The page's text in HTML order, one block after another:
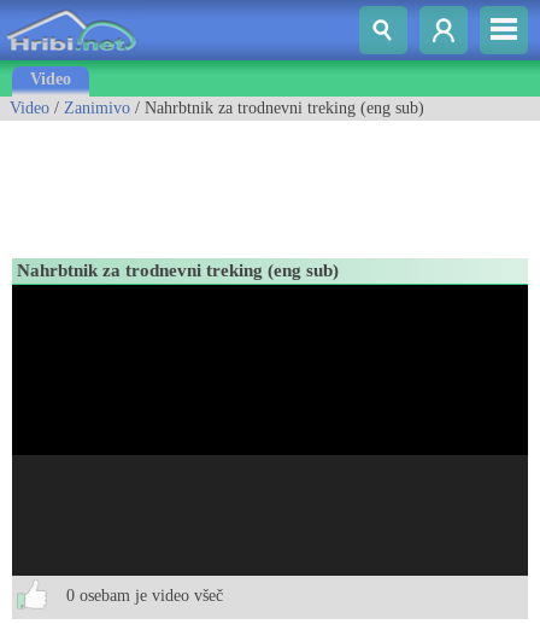
Video
Video / Zanimivo / Nahrbtnik za trodnevni treking (eng sub)
Nahrbtnik za trodnevni treking (eng sub)
0 osebam je video všeč